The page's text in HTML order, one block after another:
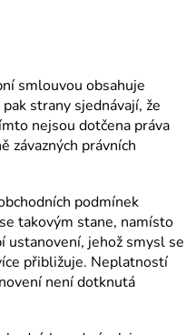
smlouvou obsahuje
strany sjednávají, že
nejsou dotčena práva
závazných právních
podmínek
takovým stane, namísto
ustanovení, jehož smysl se
přibližuje. Neplatností
není dotknutá